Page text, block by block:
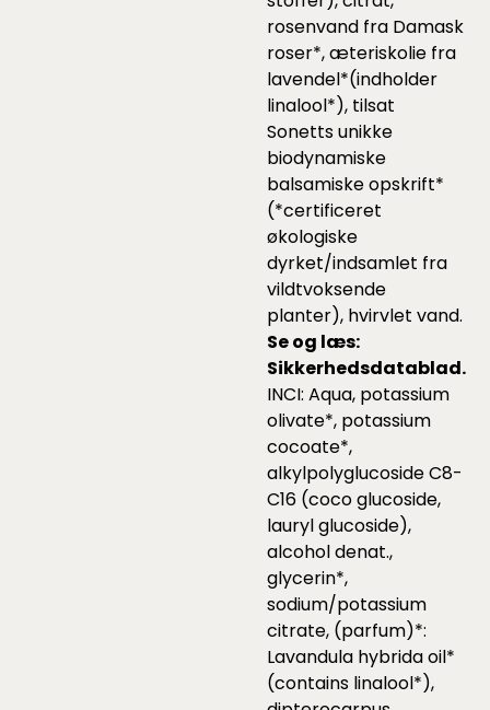
rosenvand fra Damask
roser*, æteriskolie fra
lavendel*(indholder
linalool*), tilsat
Sonetts unikke
biodynamiske
balsamiske opskrift*
(*certificeret
økologiske
dyrket/indsamlet fra
vildtvoksende
planter), hvirvlet vand.
Se og læs:
Sikkerhedsdatablad.
INCI: Aqua, potassium
olivate*, potassium
cocoate*,
alkylpolyglucoside C8-
C16 (coco glucoside,
lauryl glucoside),
alcohol denat.,
glycerin*,
sodium/potassium
citrate, (parfum)*:
Lavandula hybrida oil*
(contains linalool*),